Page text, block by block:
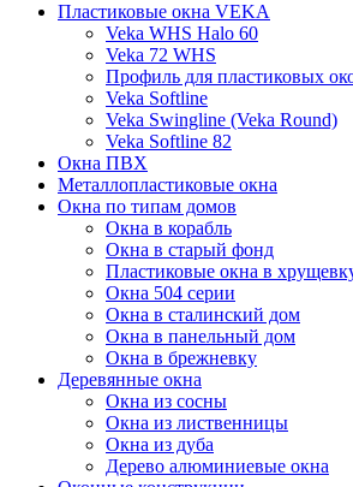
Пластиковые окна VEKA
Veka WHS Halo 60
Veka 72 WHS
Профиль для пластиковых
Veka Softline
Veka Swingline (Veka Round)
Veka Softline 82
Окна ПВХ
Металлопластиковые окна
Окна по типам домов
Окна в корабль
Окна в старый фонд
Пластиковые окна в
Окна 504 серии
Окна в сталинский дом
Окна в панельный дом
Окна в брежневку
Деревянные окна
Окна из сосны
Окна из лиственницы
Окна из дуба
Дерево алюминиевые окна